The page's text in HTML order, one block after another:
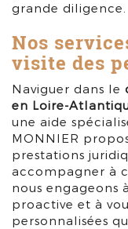
grande diligence.
Nos
visite des
Naviguer dans le
en Loire-
une aide
MONNIER
prestations
accompagner à
nous engageons
proactive et à
personnalisées